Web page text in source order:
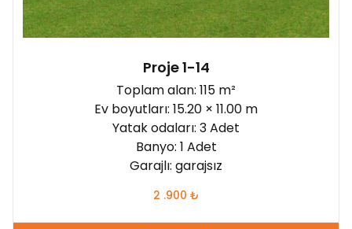
Proje 1-14
Toplam alan: 115 m²
Ev boyutları: 15.20 × 11.00 m
Yatak odaları: 3 Adet
Banyo: 1 Adet
Garajlı: garajsız
2 .900 ₺